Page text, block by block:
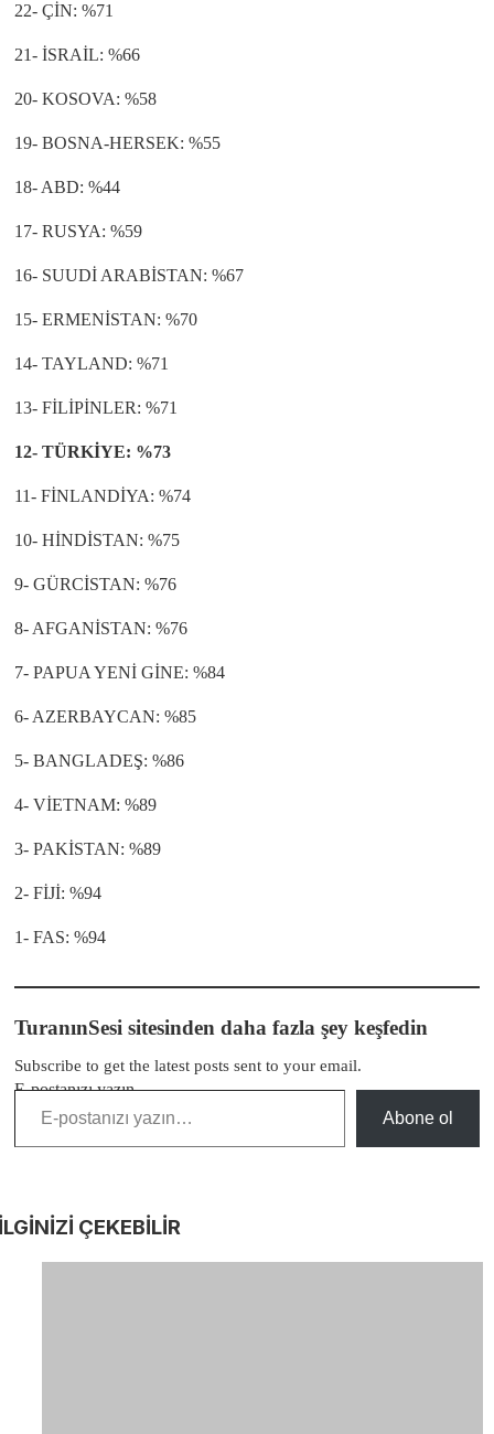
22- ÇİN: %71
21- İSRAİL: %66
20- KOSOVA: %58
19- BOSNA-HERSEK: %55
18- ABD: %44
17- RUSYA: %59
16- SUUDİ ARABİSTAN: %67
15- ERMENİSTAN: %70
14- TAYLAND: %71
13- FİLİPİNLER: %71
12- TÜRKİYE: %73
11- FİNLANDİYA: %74
10- HİNDİSTAN: %75
9- GÜRCİSTAN: %76
8- AFGANİSTAN: %76
7- PAPUA YENİ GİNE: %84
6- AZERBAYCAN: %85
5- BANGLADEŞ: %86
4- VİETNAM: %89
3- PAKİSTAN: %89
2- FİJİ: %94
1- FAS: %94
TuranınSesi sitesinden daha fazla şey keşfedin
Subscribe to get the latest posts sent to your email.
E-postanızı yazın…
Abone ol
ÇEKEBİLİR